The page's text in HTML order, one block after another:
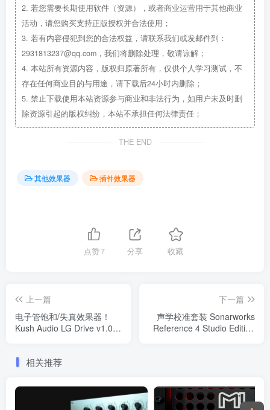
2. 若您需要长期使用软件（资源），或者商业运营用于其他商业
活动，请您购买支持正版授权并合法使用；
3. 若有内容侵犯到您的合法权益，请联系我们或发邮件到：
2931813237@qq.com，我们将删除处理，敬请谅解；
4. 本站所有资源内容，版权归原著所有，仅供个人学习测试，不
存在任何商业目的与用途，请下载后24小时内删除；
5. 禁止下载使用本站资源参与商业和非法行为，如用户未及时删
除资源引起的版权纠纷，本站不承担任何法律责任；
THE END
其他效果器 插件效果器
点赞7 分享 收藏
上一篇
电子管饱和/失真效果器！
Kush Audio LG Drive v1.0.0
下一篇
声学校准套装 Sonarworks
Reference 4 Studio Edition
相关推荐